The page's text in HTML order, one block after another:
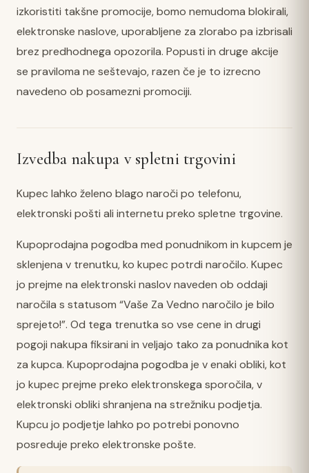
izkoristiti takšne promocije, bomo nemudoma blokirali,
elektronske naslove, uporabljene za zlorabo pa izbrisali
brez predhodnega opozorila. Popusti in druge akcije
se praviloma ne seštevajo, razen če je to izrecno
navedeno ob posamezni promociji.
Izvedba nakupa v spletni trgovini
Kupec lahko želeno blago naroči po telefonu,
elektronski pošti ali internetu preko spletne trgovine.
Kupoprodajna pogodba med ponudnikom in kupcem je
sklenjena v trenutku, ko kupec potrdi naročilo. Kupec
jo prejme na elektronski naslov naveden ob oddaji
naročila s statusom “Vaše Za Vedno naročilo je bilo
sprejeto!”. Od tega trenutka so vse cene in drugi
pogoji nakupa fiksirani in veljajo tako za ponudnika kot
za kupca. Kupoprodajna pogodba je v enaki obliki, kot
jo kupec prejme preko elektronskega sporočila, v
elektronski obliki shranjena na strežniku podjetja.
Kupcu jo podjetje lahko po potrebi ponovno
posreduje preko elektronske pošte.